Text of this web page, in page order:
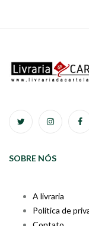
SOBRE NÓS
A livraria
Política de